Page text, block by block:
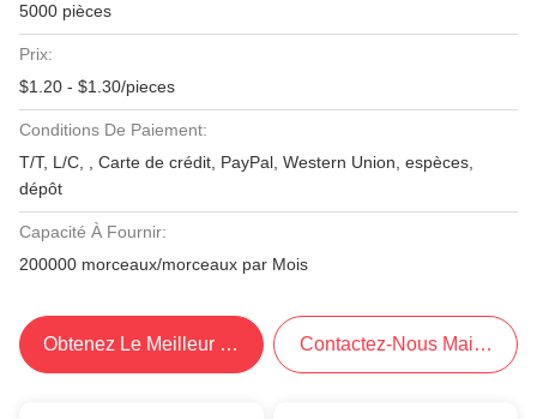
5000 pièces
Prix:
$1.20 - $1.30/pieces
Conditions De Paiement:
T/T, L/C, , Carte de crédit, PayPal, Western Union, espèces,
dépôt
Capacité À Fournir:
200000 morceaux/morceaux par Mois
Obtenez Le Meilleur Prix Contactez-Nous Maintenant